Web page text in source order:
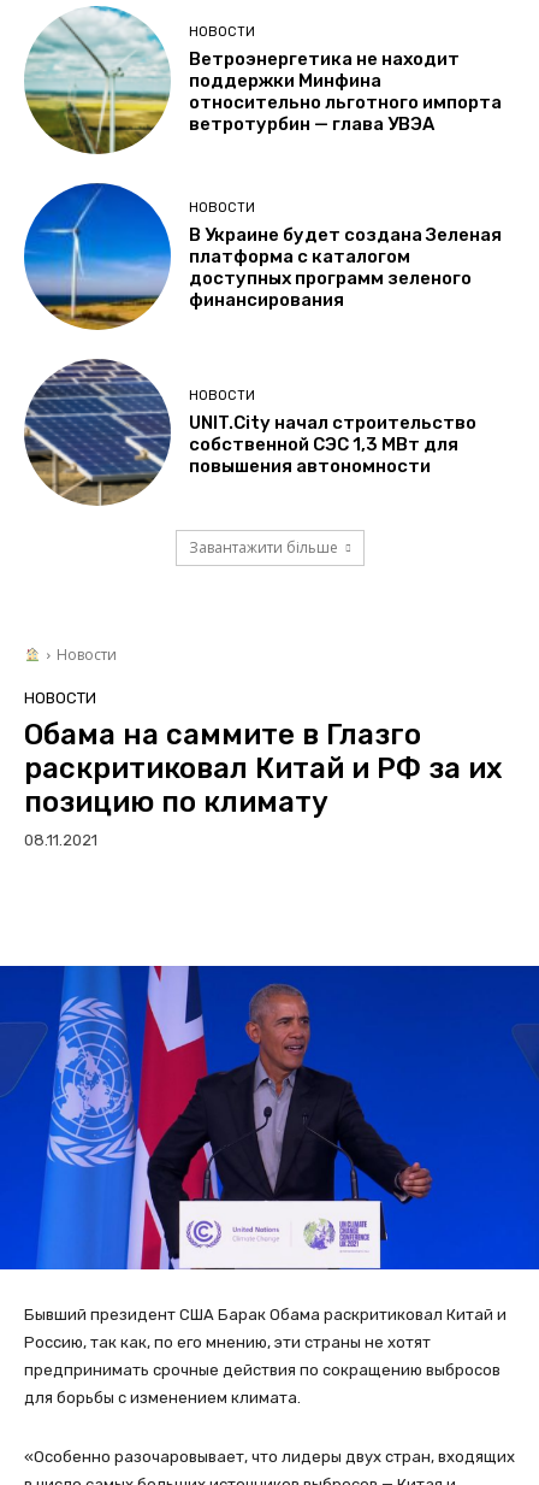
НОВОСТИ
Ветроэнергетика не находит
поддержки Минфина
относительно льготного импорта
ветротурбин — глава УВЭА
НОВОСТИ
В Украине будет создана Зеленая
платформа с каталогом
доступных программ зеленого
финансирования
НОВОСТИ
UNIT.City начал строительство
собственной СЭС 1,3 МВт для
повышения автономности
Завантажити більше